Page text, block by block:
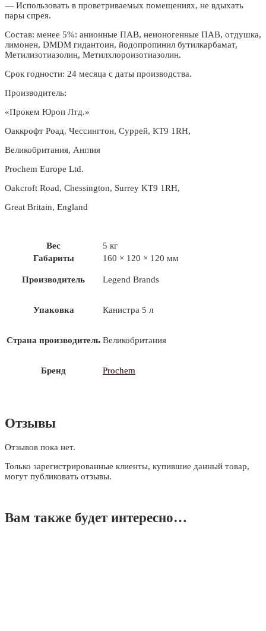
— Использовать в проветриваемых помещениях, не вдыхать
пары спрея.
Состав: менее 5%: анионные ПАВ, неионогенные ПАВ, отдушка,
лимонен, DMDM гидантоин, йодопропинил бутилкарбамат,
Метилизотиазолин, Метилхлороизотиазолин.
Срок годности: 24 месяца с даты производства.
Производитель:
«Прокем Юроп Лтд.»
Оаккрофт Роад, Чессингтон, Суррей, КТ9 1RH,
Великобритания, Англия
Prochem Europe Ltd.
Oakcroft Road, Chessington, Surrey KT9 1RH,
Great Britain, England
Вес
5 кг
Габариты
160 × 120 × 120 мм
Производитель Legend Brands
Упаковка Канистра 5 л
Страна производитель Великобритания
Бренд Prochem
Отзывы
Отзывов пока нет.
Только зарегистрированные клиенты, купившие данный товар,
могут публиковать отзывы.
Вам также будет интересно…